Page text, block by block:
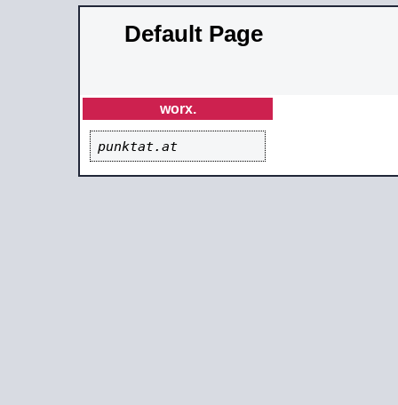
Default Page
worx.
punktat.at